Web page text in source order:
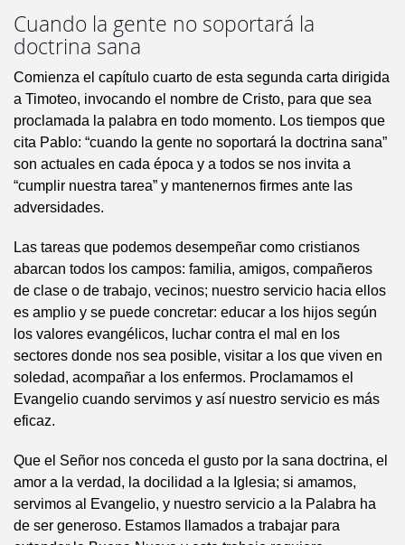
Cuando la gente no soportará la
doctrina sana
Comienza el capítulo cuarto de esta segunda carta dirigida
a Timoteo, invocando el nombre de Cristo, para que sea
proclamada la palabra en todo momento. Los tiempos que
cita Pablo: “cuando la gente no soportará la doctrina sana”
son actuales en cada época y a todos se nos invita a
“cumplir nuestra tarea” y mantenernos firmes ante las
adversidades.
Las tareas que podemos desempeñar como cristianos
abarcan todos los campos: familia, amigos, compañeros
de clase o de trabajo, vecinos; nuestro servicio hacia ellos
es amplio y se puede concretar: educar a los hijos según
los valores evangélicos, luchar contra el mal en los
sectores donde nos sea posible, visitar a los que viven en
soledad, acompañar a los enfermos. Proclamamos el
Evangelio cuando servimos y así nuestro servicio es más
eficaz.
Que el Señor nos conceda el gusto por la sana doctrina, el
amor a la verdad, la docilidad a la Iglesia; si amamos,
servimos al Evangelio, y nuestro servicio a la Palabra ha
de ser generoso. Estamos llamados a trabajar para